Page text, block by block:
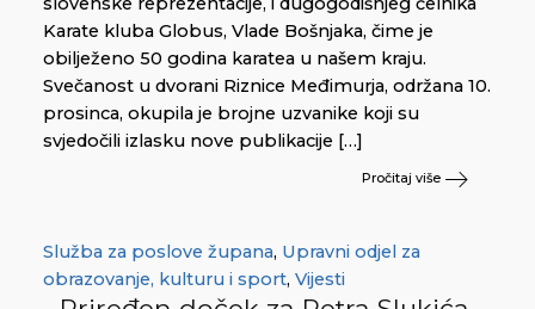
Karate kluba Globus, Vlade Bošnjaka, čime je
obilježeno 50 godina karatea u našem kraju.
Svečanost u dvorani Riznice Međimurja, održana 10.
prosinca, okupila je brojne uzvanike koji su
svjedočili izlasku nove publikacije […]
Pročitaj više
Služba za poslove župana, Upravni odjel za
obrazovanje, kulturu i sport, Vijesti